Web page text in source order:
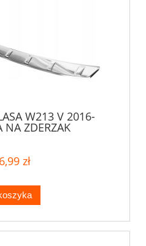
W213 V 2016-
NA ZDERZAK
zł